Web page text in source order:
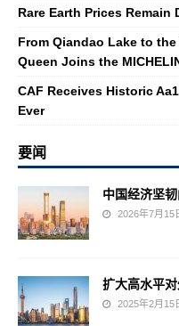
Rare Earth Prices Remain
From Qiandao Lake to
Queen Joins the
CAF Receives Historic
Ever
要闻
中国经济坚
2026年7月15
扩大高水平
2025年2月15